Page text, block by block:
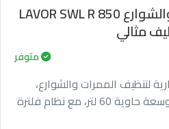
ماكينة كنس الممرات والشوارع LAVOR SWL R 850
متوفر
لتنظيف الممرات والشوارع،
تتميز بعرض تنظيف 850 مم وسعة حاوية 60 لتر، مع نظام فلترة